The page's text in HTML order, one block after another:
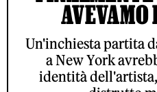
AVEVAMO
Un'inchiesta partita
a New York
identità